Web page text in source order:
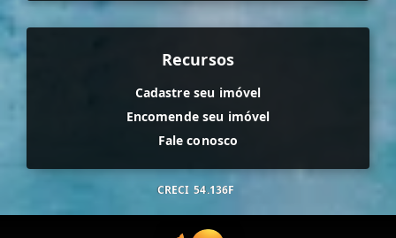
Recursos
Cadastre seu imóvel
Encomende seu imóvel
Fale conosco
CRECI 54.136F